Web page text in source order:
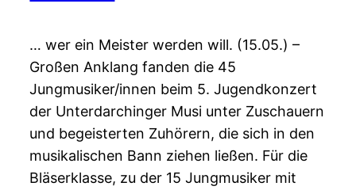
… wer ein Meister werden will. (15.05.) –
Großen Anklang fanden die 45
Jungmusiker/innen beim 5. Jugendkonzert
der Unterdarchinger Musi unter Zuschauern
und begeisterten Zuhörern, die sich in den
musikalischen Bann ziehen ließen. Für die
Bläserklasse, zu der 15 Jungmusiker mit